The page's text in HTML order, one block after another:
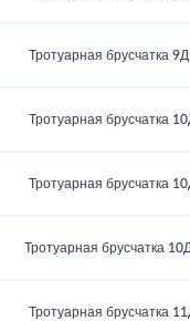
Тротуарная брусчатка
Тротуарная брусчатка
Тротуарная брусчатка
Тротуарная брусчатка
Тротуарная брусчатка